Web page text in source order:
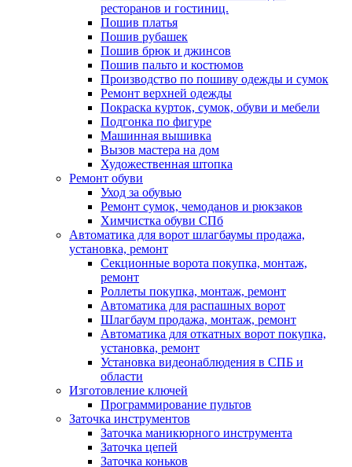
ресторанов и гостиниц.
Пошив платья
Пошив рубашек
Пошив брюк и джинсов
Пошив пальто и костюмов
Производство по пошиву одежды и сумок
Ремонт верхней одежды
Покраска курток, сумок, обуви и мебели
Подгонка по фигуре
Машинная вышивка
Вызов мастера на дом
Художественная штопка
Ремонт обуви
Уход за обувью
Ремонт сумок, чемоданов и рюкзаков
Химчистка обуви СПб
Автоматика для ворот шлагбаумы продажа,
установка, ремонт
Секционные ворота покупка, монтаж,
ремонт
Роллеты покупка, монтаж, ремонт
Автоматика для распашных ворот
Шлагбаум продажа, монтаж, ремонт
Автоматика для откатных ворот покупка,
установка, ремонт
Установка видеонаблюдения в СПБ и
области
Изготовление ключей
Программирование пультов
Заточка инструментов
Заточка маникюрного инструмента
Заточка цепей
Заточка коньков